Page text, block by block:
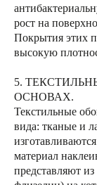
рост на
Покрытия этих
высокую
5.
ОСНОВАХ.
Текстильные
вида: тканые и
материал
представляют